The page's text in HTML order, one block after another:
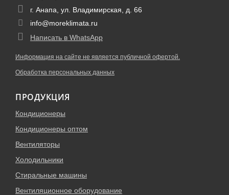
г. Анапа, ул. Владимирская, д. 66
info@moreklimata.ru
Написать в WhatsApp
Информация на сайте не является публичной офертой.
Обработка персональных данных
ПРОДУКЦИЯ
Кондиционеры
Кондиционеры оптом
Вентиляторы
Холодильники
Стиральные машины
Вентиляционное оборудование